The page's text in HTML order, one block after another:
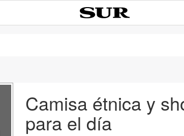
Camisa étnica y
para el día